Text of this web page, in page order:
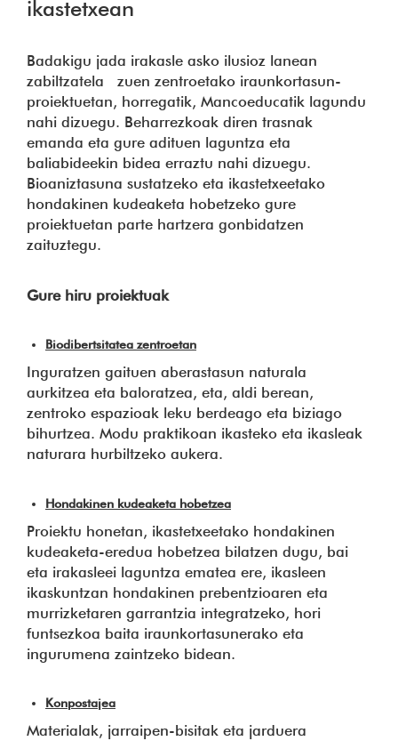
ikastetxean
Badakigu jada irakasle asko ilusioz lanean
zabiltzatela zuen zentroetako iraunkortasun-
proiektuetan, horregatik, Mancoeducatik lagundu
nahi dizuegu. Beharrezkoak diren trasnak
emanda eta gure adituen laguntza eta
baliabideekin bidea erraztu nahi dizuegu.
Bioaniztasuna sustatzeko eta ikastetxeetako
hondakinen kudeaketa hobetzeko gure
proiektuetan parte hartzera gonbidatzen
zaituztegu.
Gure hiru proiektuak
Biodibertsitatea zentroetan
Inguratzen gaituen aberastasun naturala
aurkitzea eta baloratzea, eta, aldi berean,
zentroko espazioak leku berdeago eta biziago
bihurtzea. Modu praktikoan ikasteko eta ikasleak
naturara hurbiltzeko aukera.
Hondakinen kudeaketa hobetzea
Proiektu honetan, ikastetxeetako hondakinen
kudeaketa-eredua hobetzea bilatzen dugu, bai
eta irakasleei laguntza ematea ere, ikasleen
ikaskuntzan hondakinen prebentzioaren eta
murrizketaren garrantzia integratzeko, hori
funtsezkoa baita iraunkortasunerako eta
ingurumena zaintzeko bidean.
Konpostajea
Materialak, jarraipen-bisitak eta jarduera